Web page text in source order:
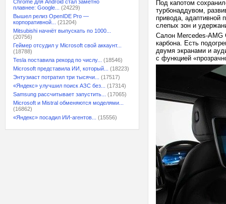
Chrome для Android стал заметно
плавнее: Google...
(24229)
Вышел релиз OpenIDE Pro —
корпоративной...
(21204)
Mitsubishi начнёт выпускать по 1000...
(20756)
Геймер отсудил у Microsoft свой аккаунт...
(18788)
Tesla поставила рекорд по числу...
(18546)
Microsoft представила ИИ, который...
(18223)
Энтузиаст потратил три тысячи...
(17517)
«Яндекс» улучшил поиск АЗС без...
(17314)
Samsung рассчитывает запустить...
(17065)
Microsoft и Mistral обменяются моделями...
(16862)
«Яндекс» посадил ИИ-агентов...
(15556)
Под капотом
турбонаддувом,
привода, адаптивной
слепых зон и
Салон Mercedes-AMG
карбона. Есть
двумя экранами и
с функцией